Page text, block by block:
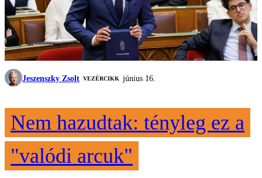
Jeszenszky Zsolt VEZÉRCIKK június 16.
Nem hazudtak: tényleg ez a
"valódi arcuk"